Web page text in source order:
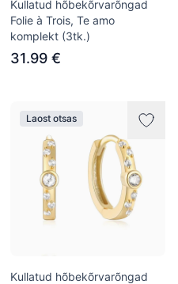
Kullatud hõbekõrvarõngad
Folie à Trois, Te amo
komplekt (3tk.)
31.99 €
Laost otsas
Kullatud hõbekõrvarõngad